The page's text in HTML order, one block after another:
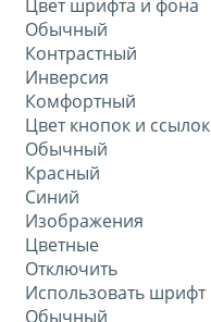
Цвет шрифта и фона
Обычный
Контрастный
Инверсия
Комфортный
Цвет кнопок и ссылок
Обычный
Красный
Синий
Изображения
Цветные
Отключить
Использовать шрифт
Обычный